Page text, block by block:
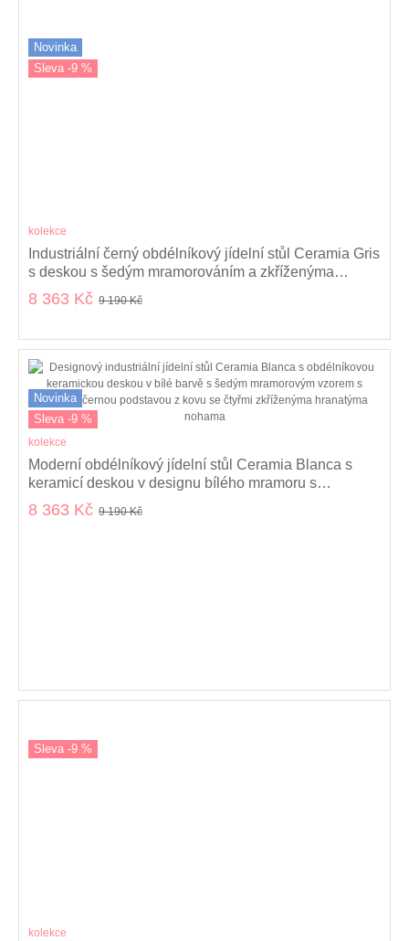
Novinka
Sleva -9 %
kolekce
Industriální černý obdélníkový jídelní stůl Ceramia Gris
s deskou s šedým mramorováním a zkříženýma
nohama 180 cm
8 363 Kč 9 190 Kč
Novinka
Sleva -9 %
kolekce
Moderní obdélníkový jídelní stůl Ceramia Blanca s
keramicí deskou v designu bílého mramoru s
překříženýma nohama 180 cm
8 363 Kč 9 190 Kč
Sleva -9 %
kolekce